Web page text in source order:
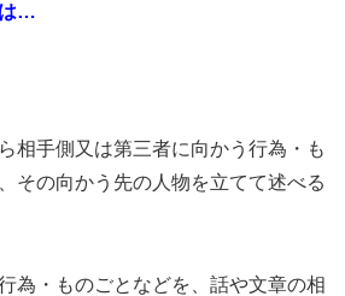
…
相手側又は第三者に向かう行為・も
その向かう先の人物を立てて述べる
為・ものごとなどを、話や文章の相